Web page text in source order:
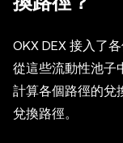
OKX DEX 接入了
從這些流動性池子
計算各個路徑的兌
兌換路徑。